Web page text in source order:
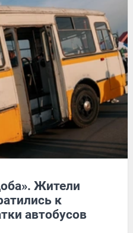
Жители
к
автобусов